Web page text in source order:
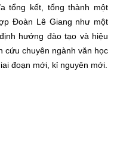
tổng kết, tổng thành một
Đoàn Lê Giang như một
hướng đào tạo và hiệu
cứu chuyên ngành văn học
đoạn mới, kỉ nguyên mới.